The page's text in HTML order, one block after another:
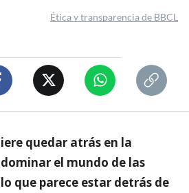
Ética y transparencia de BBCL
quedar atrás en la
el mundo de las
que parece estar detrás de